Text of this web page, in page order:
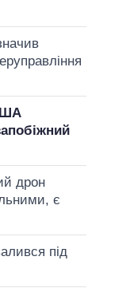
дрон
є
під